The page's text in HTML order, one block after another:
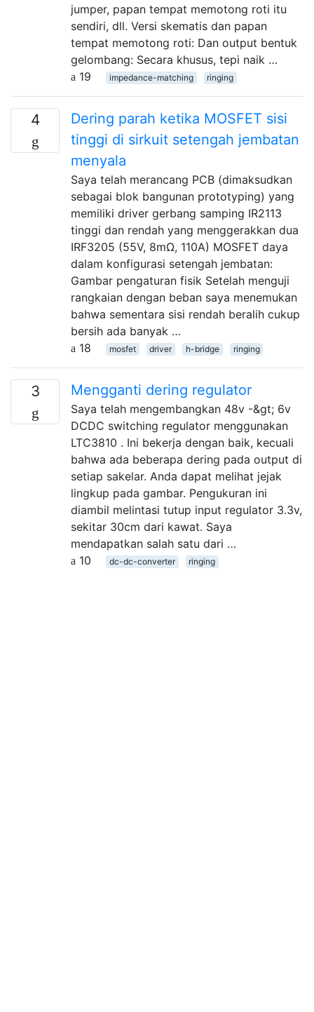
jumper, papan tempat memotong roti itu
sendiri, dll. Versi skematis dan papan
tempat memotong roti: Dan output bentuk
gelombang: Secara khusus, tepi naik …
19
impedance-matching ringing
4
Dering parah ketika MOSFET sisi
tinggi di sirkuit setengah jembatan
menyala
Saya telah merancang PCB (dimaksudkan
sebagai blok bangunan prototyping) yang
memiliki driver gerbang samping IR2113
tinggi dan rendah yang menggerakkan dua
IRF3205 (55V, 8mΩ, 110A) MOSFET daya
dalam konfigurasi setengah jembatan:
Gambar pengaturan fisik Setelah menguji
rangkaian dengan beban saya menemukan
bahwa sementara sisi rendah beralih cukup
bersih ada banyak …
18
mosfet driver h-bridge ringing
3 Mengganti dering regulator
Saya telah mengembangkan 48v -&gt; 6v
DCDC switching regulator menggunakan
LTC3810 . Ini bekerja dengan baik, kecuali
bahwa ada beberapa dering pada output di
setiap sakelar. Anda dapat melihat jejak
lingkup pada gambar. Pengukuran ini
diambil melintasi tutup input regulator 3.3v,
sekitar 30cm dari kawat. Saya
mendapatkan salah satu dari …
10
dc-dc-converter ringing